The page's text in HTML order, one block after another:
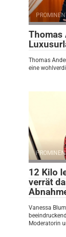
Thomas
Thomas
eine
12 Kilo
verrät
Vanessa
Moderatorin